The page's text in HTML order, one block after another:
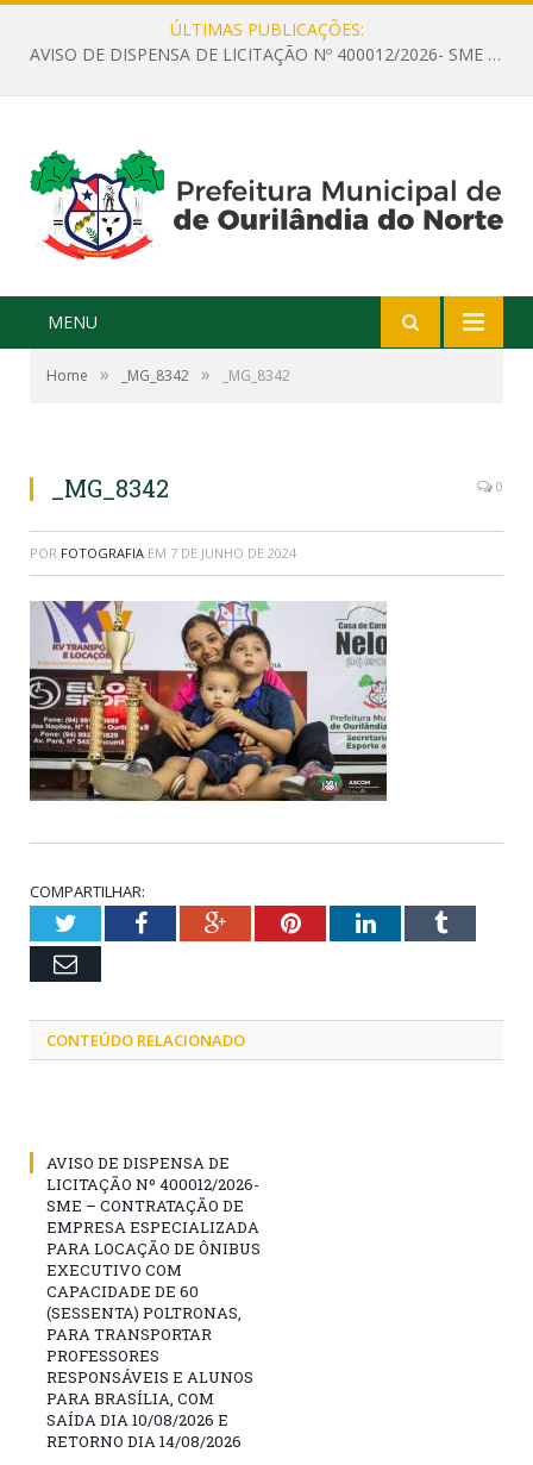
ÚLTIMAS PUBLICAÇÕES:
AVISO DE DISPENSA DE LICITAÇÃO Nº 400012/2026- SME – CONTRATAÇÃO DE EMPRESA ESPECIALIZADA PARA LOCAÇÃO DE ÔNIBUS EXECUTIVO COM CAPACIDADE DE 60 (SESSENTA) POLTRONAS, PARA TRANSPORTAR PROFESSORES RESPONSÁVEIS E ALUNOS PARA BRASÍLIA, COM SAÍDA DIA 10/08/2026 E RETORNO DIA 14/08/2026
MENU
Home » _MG_8342 » _MG_8342
_MG_8342 0
POR FOTOGRAFIA EM 7 DE JUNHO DE 2024
COMPARTILHAR:
TwitterFacebookGoogle+PinterestLinkedInTumblr
Email
CONTEÚDO RELACIONADO
AVISO DE DISPENSA DE
LICITAÇÃO Nº 400012/2026-
SME – CONTRATAÇÃO DE
EMPRESA ESPECIALIZADA
PARA LOCAÇÃO DE ÔNIBUS
EXECUTIVO COM
CAPACIDADE DE 60
(SESSENTA) POLTRONAS,
PARA TRANSPORTAR
PROFESSORES
RESPONSÁVEIS E ALUNOS
PARA BRASÍLIA, COM
SAÍDA DIA 10/08/2026 E
RETORNO DIA 14/08/2026